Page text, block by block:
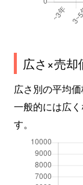
広さ×売却
広さ別の平均
一般的には広
す。